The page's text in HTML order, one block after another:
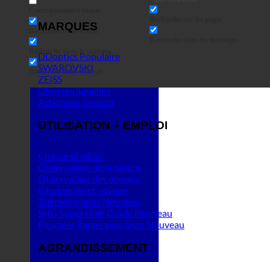
Recherche dans le titre
Recherche dans le contenu
Recherche dans l'extrait
MARQUES
DDoptics
SWAROVSKI
ZEISS
Diverses jumelles
Action sur le salon
UTILISATION + EMPLOI
Chasse et gibier
Observation de la nature
Observation des oiseaux
Randonnée et voyage
Télémètre laser
SHG Super High Grade
Pirschler Range avec laser
AGRANDISSEMENT